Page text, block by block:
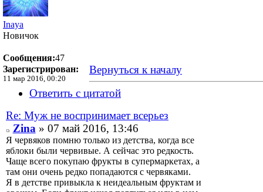
Inaya
Новичок
Сообщения:47
Зарегистрирован:
11 мар 2016, 00:20
Вернуться к началу
Ответить с цитатой
Re: Муж не воспринимает всерьез
Zina » 07 май 2016, 13:46
Я червяков помню только из детства, когда все
яблоки были червивые. А сейчас это редкость.
Чаще всего покупаю фрукты в супермаркетах, а
там они очень редко попадаются с червяками.
Я в детстве привыкла к неидеальным фруктам и